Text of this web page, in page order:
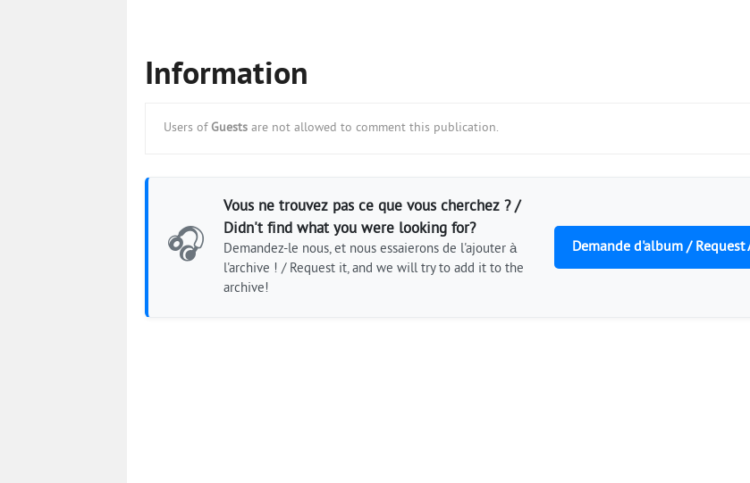
Information
Users of Guests are not allowed to comment this publication.
🎧
Vous ne trouvez pas ce que vous cherchez ? /
Didn't find what you were looking for?
Demandez-le nous, et nous essaierons de l'ajouter à
l'archive ! / Request it, and we will try to add it to the
archive!
Demande d'album / Request